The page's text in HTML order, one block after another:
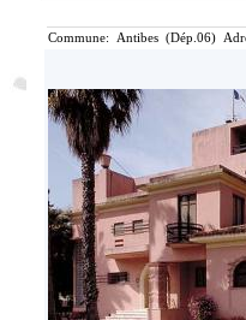
Commune: Antibes (Dép.06)